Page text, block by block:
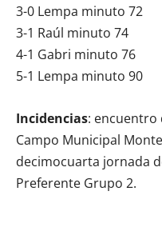
3-0 Lempa minuto 72
3-1 Raúl minuto 74
4-1 Gabri minuto 76
5-1 Lempa minuto 90
Incidencias: encuentro
Campo Municipal
decimocuarta jornada
Preferente Grupo 2.